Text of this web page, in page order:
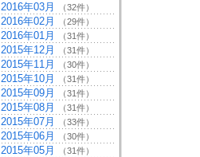
2016年03月 （32件）
2016年02月 （29件）
2016年01月 （31件）
2015年12月 （31件）
2015年11月 （30件）
2015年10月 （31件）
2015年09月 （31件）
2015年08月 （31件）
2015年07月 （33件）
2015年06月 （30件）
2015年05月 （31件）